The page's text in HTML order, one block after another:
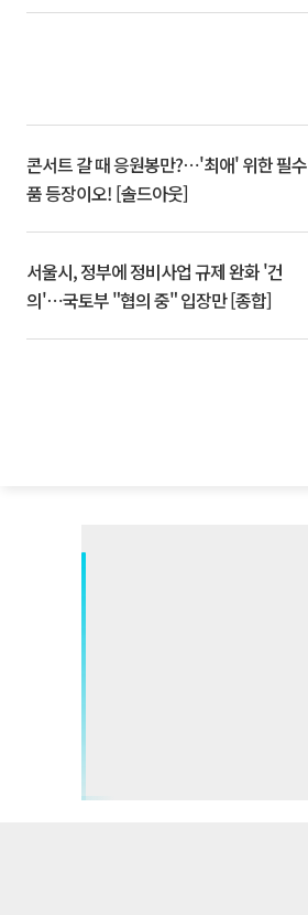
콘서트 갈 때 응원봉만?⋯'최애' 위한 필수
품 등장이오! [솔드아웃]
서울시, 정부에 정비사업 규제 완화 '건
의'⋯국토부 "협의 중" 입장만 [종합]